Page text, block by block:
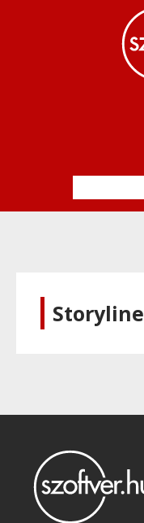
Storyline